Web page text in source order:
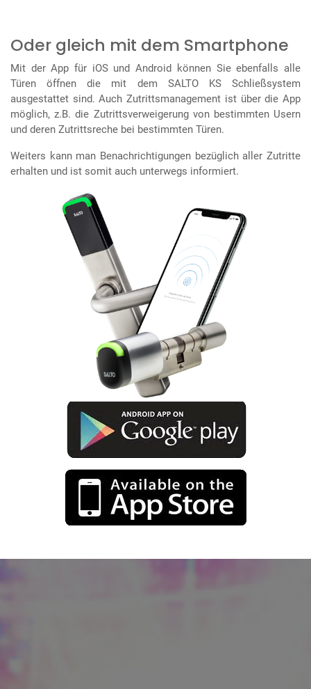
Oder gleich mit dem Smartphone
Mit der App für iOS und Android können Sie ebenfalls alle
Türen öffnen die mit dem SALTO KS Schließsystem
ausgestattet sind. Auch Zutrittsmanagement ist über die App
möglich, z.B. die Zutrittsverweigerung von bestimmten Usern
und deren Zutrittsreche bei bestimmten Türen.
Weiters kann man Benachrichtigungen bezüglich aller Zutritte
erhalten und ist somit auch unterwegs informiert.